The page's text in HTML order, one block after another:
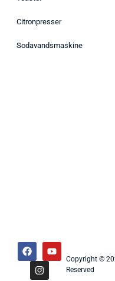
Citronpresser
Sodavandsmaskine
Copyright ©
Reserved